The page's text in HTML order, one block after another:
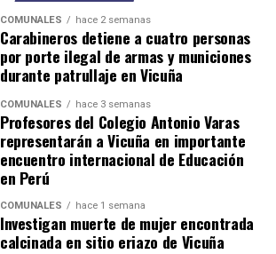
COMUNALES hace 2 semanas
Carabineros detiene a cuatro personas
por porte ilegal de armas y municiones
durante patrullaje en Vicuña
COMUNALES hace 3 semanas
Profesores del Colegio Antonio Varas
representarán a Vicuña en importante
encuentro internacional de Educación
en Perú
COMUNALES hace 1 semana
Investigan muerte de mujer encontrada
calcinada en sitio eriazo de Vicuña